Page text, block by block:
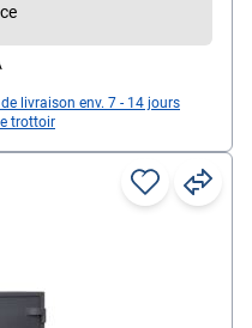
livraison env. 7 - 14 jours
trottoir